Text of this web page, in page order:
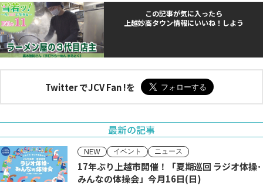
この記事が気に入ったら
上越妙高タウン情報にいいね！しよう
Twitter でJCV Fan !を
最新の記事
NEW イベント ニュース
17年ぶり上越市開催！「夏期巡回 ラジオ体操･
みんなの体操会」今月16日(日)